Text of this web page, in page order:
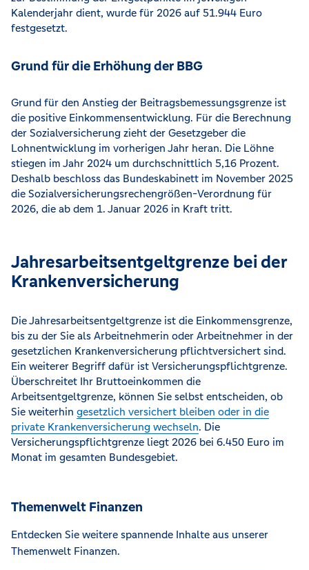
Kalenderjahr dient, wurde für 2026 auf 51.944 Euro
festgesetzt.
Grund für die Erhöhung der BBG
Grund für den Anstieg der Beitragsbemessungsgrenze ist
die positive Einkommensentwicklung. Für die Berechnung
der Sozialversicherung zieht der Gesetzgeber die
Lohnentwicklung im vorherigen Jahr heran. Die Löhne
stiegen im Jahr 2024 um durchschnittlich 5,16 Prozent.
Deshalb beschloss das Bundeskabinett im November 2025
die Sozialversicherungsrechengrößen-Verordnung für
2026, die ab dem 1. Januar 2026 in Kraft tritt.
Jahresarbeitsentgeltgrenze bei der
Krankenversicherung
Die Jahresarbeitsentgeltgrenze ist die Einkommensgrenze,
bis zu der Sie als Arbeitnehmerin oder Arbeitnehmer in der
gesetzlichen Krankenversicherung pflichtversichert sind.
Ein weiterer Begriff dafür ist Versicherungspflichtgrenze.
Überschreitet Ihr Bruttoeinkommen die
Arbeitsentgeltgrenze, können Sie selbst entscheiden, ob
Sie weiterhin gesetzlich versichert bleiben oder in die
private Krankenversicherung wechseln. Die
Versicherungspflichtgrenze liegt 2026 bei 6.450 Euro im
Monat im gesamten Bundesgebiet.
Themenwelt Finanzen
Entdecken Sie weitere spannende Inhalte aus unserer
Themenwelt Finanzen.